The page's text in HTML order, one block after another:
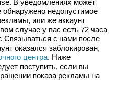
обнаружено недопустимое
или же аккаунт
случае у вас есть 72 часа
Связываться с нами после
оказался заблокирован,
центра. Ниже
поступить, если вы
показа рекламы на